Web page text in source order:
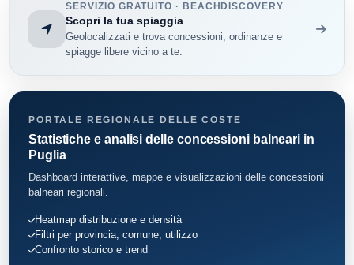
Torricella
SERVIZIO GRATUITO · BEACHDISCOVERY
Scopri la tua spiaggia
Geolocalizzati e trova concessioni, ordinanze e
spiagge libere vicino a te.
PORTALE REGIONALE DELLE COSTE
Statistiche e analisi delle concessioni balneari in
Puglia
Dashboard interattive, mappe e visualizzazioni delle concessioni
balneari regionali.
Heatmap distribuzione e densità
Filtri per provincia, comune, utilizzo
Confronto storico e trend